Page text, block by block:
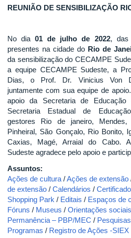
REUNIÃO DE SENSIBILIZAÇÃO
No dia01 de julho de 2022, das
presentes na cidade do Rio de
da sensibilização do CECAMPE
a equipe CECAMPE Sudeste, a
Dias, o Prof. Dr. Vinicius Von
juntamente com sua equipe de
apoio da Secretaria de
Secretaria Estadual de
gestores Rio de janeiro,
Pinheiral, São Gonçalo, Rio Bonito,
Caxias, Magé, Arraial do Cabo.
Sudeste agradece pelo apoio e
Assuntos:
Ações de cultura /Ações de extensão
de extensão / Calendários /
Shopping Park / Editais / Espaços de
Fóruns / Museus / Orientações sociais
Permanência – PBP/MEC / Pesquisas
Programas / Registro de Ações -SIEX